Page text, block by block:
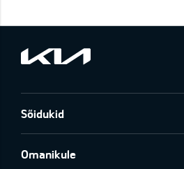
Sõidukid
Omanikule